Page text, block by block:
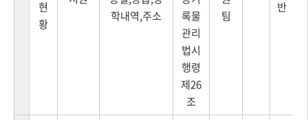
현
황
학내역,주소
록물
관리
법시
행령
제26
조
팀
반